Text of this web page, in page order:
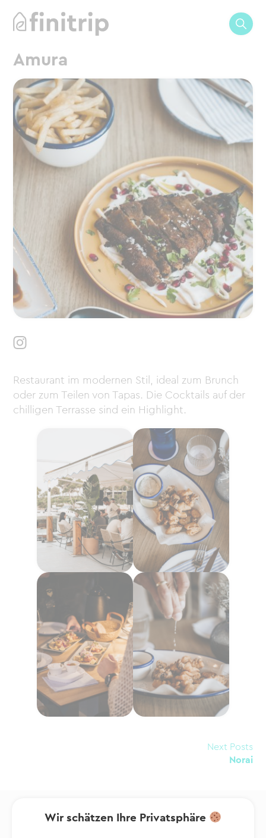
Amura
Restaurant im modernen Stil, ideal zum Brunch
oder zum Teilen von Tapas. Die Cocktails auf der
chilligen Terrasse sind ein Highlight.
Next Posts
Norai
Wir schätzen Ihre Privatsphäre